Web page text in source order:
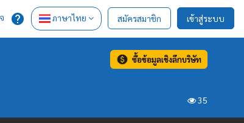
ภาษาไทย สมัครสมาชิก เข้าสู่ระบบ
ซื้อข้อมูลเชิงลึกบริษัท
35